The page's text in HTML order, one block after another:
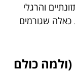
והרגלי
שגורמים
כולם